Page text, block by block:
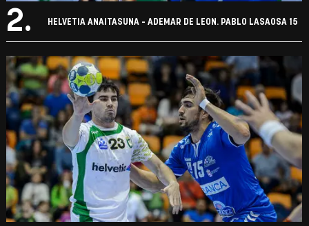
2. HELVETIA ANAITASUNA - ADEMAR DE LEON. PABLO LASAOSA 15